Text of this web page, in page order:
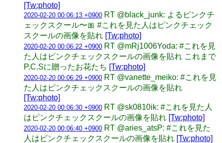
[Tw:photo]
2020-02-20 00:06:13 +0900 RT @black_junk: よるピンクチ
ェックスクール〜🎀 #これを見た人はピンクチェック
スクールの画像を貼れ [Tw:photo]
2020-02-20 00:06:22 +0900 RT @mRj1006Yoda: #これを見
た人はピンクチェックスクールの画像を貼れ これまで
P.C.Sに贈ったお花たち [Tw:photo]
2020-02-20 00:06:29 +0900 RT @vanette_meiko: #これを見
た人はピンクチェックスクールの画像を貼れ
[Tw:photo]
2020-02-20 00:06:30 +0900 RT @sk0810ik: #これを見た人
はピンクチェックスクールの画像を貼れ [Tw:photo]
2020-02-20 00:06:40 +0900 RT @aries_atsP: #これを見た
人はピンクチェックスクールの画像を貼れ [Tw:photo]